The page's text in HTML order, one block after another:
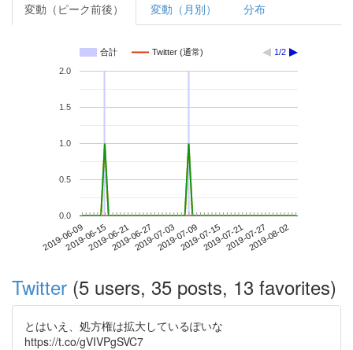
変動（ピーク前後） 変動（月別） 分布
合計 Twitter (通常) 1/2
2019-06-092019-06-152019-06-212019-06-272019-07-032019-07-092019-07-152019-07-212019-07-272019-08-02
0.0
0.5
1.0
1.5
2.0
Twitter (5 users, 35 posts, 13 favorites)
とはいえ、処方権は拡大しているぽいな
https://t.co/gVIVPgSVC7